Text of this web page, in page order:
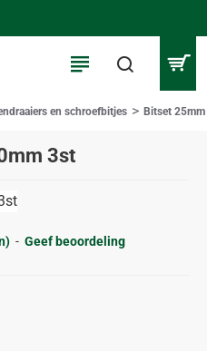
3st
en schroefbitjes Bitset
- Geef beoordeling